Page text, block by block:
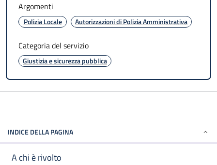
Argomenti
Polizia Locale Autorizzazioni di Polizia Amministrativa
Categoria del servizio
Giustizia e sicurezza pubblica
INDICE DELLA PAGINA
A chi è rivolto